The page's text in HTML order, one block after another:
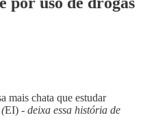
mais chata que estudar
(EI) - deixa essa história de